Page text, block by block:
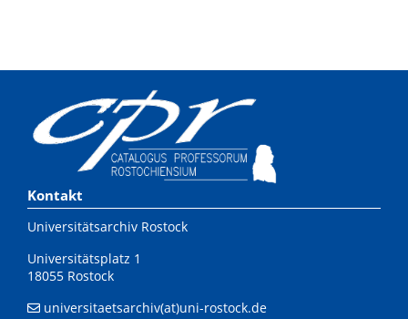
Kontakt
Universitätsarchiv Rostock
Universitätsplatz 1
18055 Rostock
universitaetsarchiv(at)uni-rostock.de